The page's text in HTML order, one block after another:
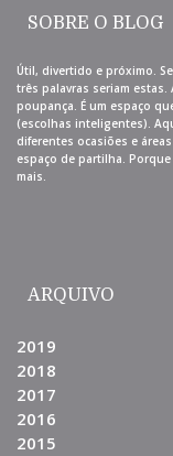
SOBRE O BLOG
Útil, divertido e próximo.
três palavras seriam
poupança. É um espaço
(escolhas inteligentes).
diferentes ocasiões e
espaço de partilha.
mais.
ARQUIVO
2019
2018
2017
2016
2015